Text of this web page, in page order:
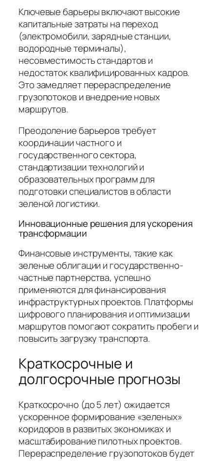
Ключевые барьеры включают высокие
капитальные затраты на переход
(электромобили, зарядные станции,
водородные терминалы),
несовместимость стандартов и
недостаток квалифицированных кадров.
Это замедляет перераспределение
грузопотоков и внедрение новых
маршрутов.
Преодоление барьеров требует
координации частного и
государственного сектора,
стандартизации технологий и
образовательных программ для
подготовки специалистов в области
зеленой логистики.
Инновационные решения для ускорения
трансформации
Финансовые инструменты, такие как
зеленые облигации и государственно-
частные партнерства, успешно
применяются для финансирования
инфраструктурных проектов. Платформы
цифрового планирования и оптимизации
маршрутов помогают сократить пробеги и
повысить загрузку транспорта.
Краткосрочные и
долгосрочные прогнозы
Краткосрочно (до 5 лет) ожидается
ускоренное формирование «зеленых»
коридоров в развитых экономиках и
масштабирование пилотных проектов.
Перераспределение грузопотоков будет